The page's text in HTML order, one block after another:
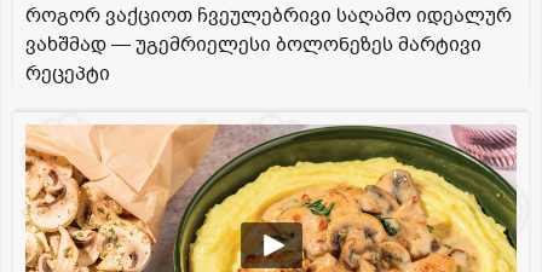
როგორ ვაქციოთ ჩვეულებრივი საღამო იდეალურ
ვახშმად — უგემრიელესი ბოლონეზეს მარტივი
რეცეპტი